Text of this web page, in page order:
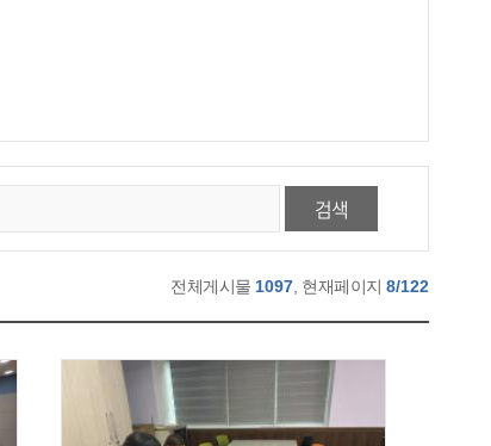
검색
전체게시물 1097 , 현재페이지 8/122